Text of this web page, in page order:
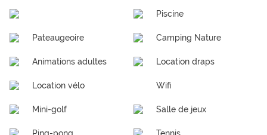
Piscine
Pateaugeoire Camping Nature
Animations adultes Location draps
Location vélo Wifi
Mini-golf Salle de jeux